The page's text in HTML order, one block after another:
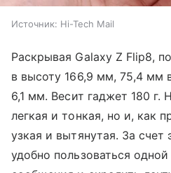
Источник: Hi-Tech Mail
Раскрывая Galaxy Z Flip8,
в высоту 166,9 мм, 75,4 мм
6,1 мм. Весит гаджет 180 г.
легкая и тонкая, но и, как
узкая и вытянутая. За счет
удобно пользоваться